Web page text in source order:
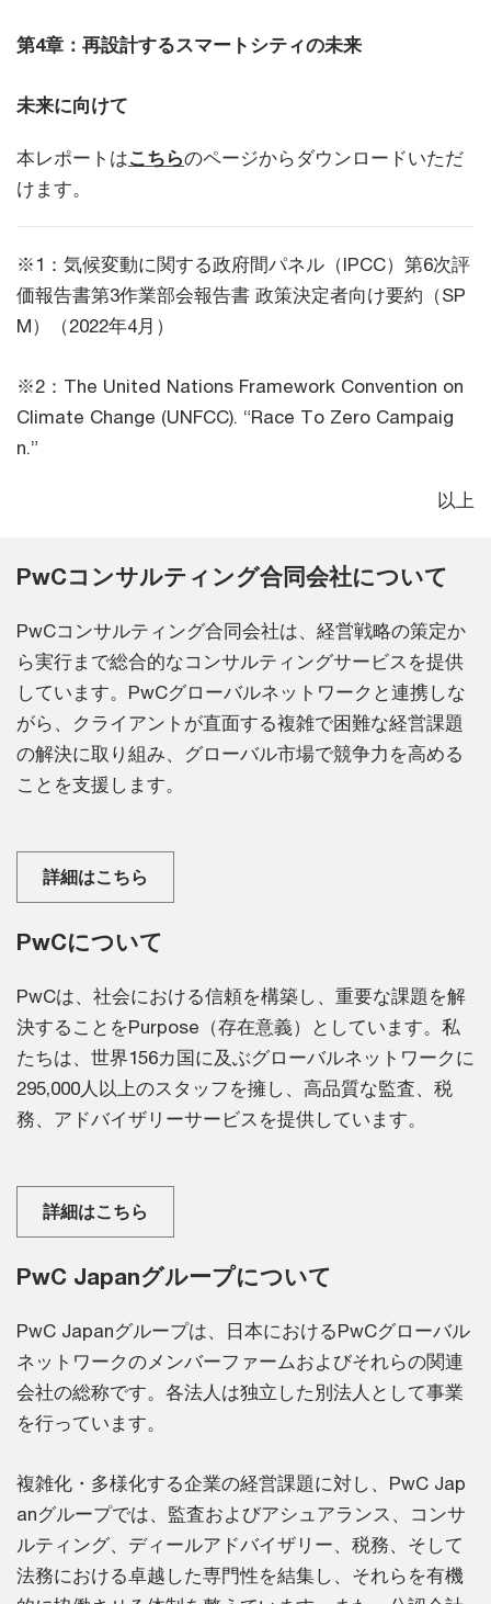
第4章：再設計するスマートシティの未来
未来に向けて
本レポートはこちらのページからダウンロードいただ
けます。
※1：気候変動に関する政府間パネル（IPCC）第6次評
価報告書第3作業部会報告書 政策決定者向け要約（SP
M）（2022年4月）
※2：The United Nations Framework Convention on
Climate Change (UNFCC). “Race To Zero Campaig
n.”
以上
PwCコンサルティング合同会社について
PwCコンサルティング合同会社は、経営戦略の策定か
ら実行まで総合的なコンサルティングサービスを提供
しています。PwCグローバルネットワークと連携しな
がら、クライアントが直面する複雑で困難な経営課題
の解決に取り組み、グローバル市場で競争力を高める
ことを支援します。
詳細はこちら
PwCについて
PwCは、社会における信頼を構築し、重要な課題を解
決することをPurpose（存在意義）としています。私
たちは、世界156カ国に及ぶグローバルネットワークに
295,000人以上のスタッフを擁し、高品質な監査、税
務、アドバイザリーサービスを提供しています。
詳細はこちら
PwC Japanグループについて
PwC Japanグループは、日本におけるPwCグローバル
ネットワークのメンバーファームおよびそれらの関連
会社の総称です。各法人は独立した別法人として事業
を行っています。
複雑化・多様化する企業の経営課題に対し、PwC Jap
anグループでは、監査およびアシュアランス、コンサ
ルティング、ディールアドバイザリー、税務、そして
法務における卓越した専門性を結集し、それらを有機